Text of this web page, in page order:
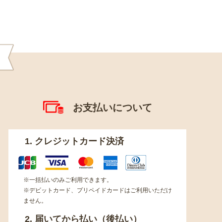
お支払いについて
1. クレジットカード決済
※一括払いのみご利用できます。
※デビットカード、プリペイドカードはご利用いただけ
ません。
2. 届いてから払い（後払い）